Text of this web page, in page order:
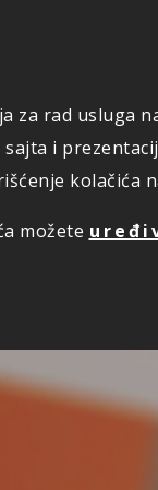
za rad usluga
i
kolačića
možete